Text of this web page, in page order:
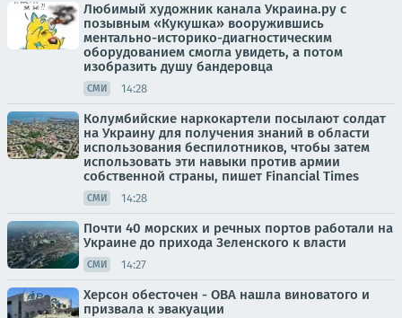
Любимый художник канала Украина.ру с
позывным «Кукушка» вооружившись
ментально-историко-диагностическим
оборудованием смогла увидеть, а потом
изобразить душу бандеровца
СМИ 14:28
Колумбийские наркокартели посылают солдат
на Украину для получения знаний в области
использования беспилотников, чтобы затем
использовать эти навыки против армии
собственной страны, пишет Financial Times
СМИ 14:28
Почти 40 морских и речных портов работали на
Украине до прихода Зеленского к власти
СМИ 14:27
Херсон обесточен - ОВА нашла виноватого и
призвала к эвакуации